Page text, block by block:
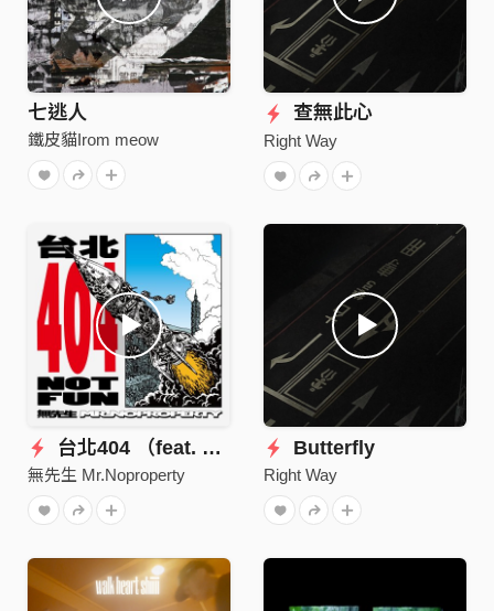
七逃人
鐵皮貓Irom meow
查無此心
Right Way
台北404 （feat. 馬摳）
無先生 Mr.Noproperty
Butterfly
Right Way